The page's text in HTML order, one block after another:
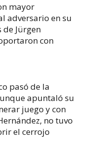
mayor
adversario en su
Jürgen
con
pasó de la
apuntaló su
juego y con
no tuvo
el cerrojo